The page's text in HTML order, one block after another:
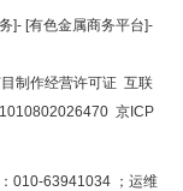
]- [有色金属商务平台]-
制作经营许可证 互联
京ICP
010-63941034 ；运维